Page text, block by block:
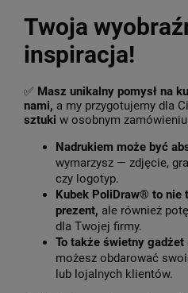
Twoja
inspiracja!
✅ Masz unikalny pomysł na
nami, a my przygotujemy dla
sztuki w osobnym
Nadrukiem może być
wymarzysz — zdjęcie,
czy logotyp.
Kubek PoliDraw® to nie
prezent, ale również
dla Twojej firmy.
To także świetny gadżet
możesz obdarować
lub lojalnych klientów.